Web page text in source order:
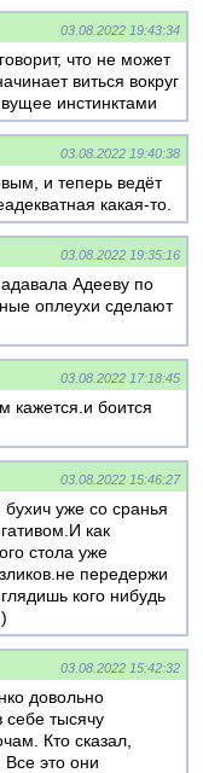
03.08.2022 19:43:34
что не может
виться вокруг
инстинктами
03.08.2022 19:40:38
и теперь ведёт
какая-то.
03.08.2022 19:35:16
Адееву по
оплеухи сделают
03.08.2022 17:18:45
кажется.и боится
03.08.2022 15:46:27
уже со сранья
как
стола уже
передержи
кого нибудь
03.08.2022 15:42:32
довольно
тысячу
Кто сказал,
Все это они